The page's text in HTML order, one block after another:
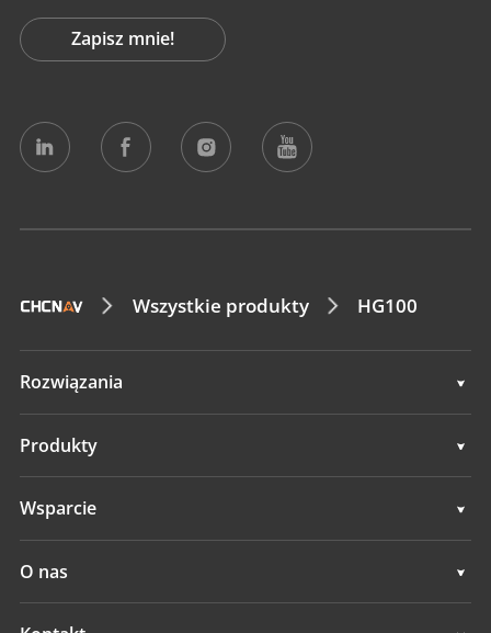
Zapisz mnie!
Wszystkie produkty HG100
Rozwiązania
Rozwiązania
Produkty
Systemy automatycznego sterowania
Systemy niwelacji terenu
Wsparcie
O nas
Przegląd